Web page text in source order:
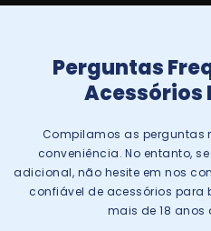
Perguntas
Acessórios
Compilamos as perguntas
conveniência. No entanto,
adicional, não hesite em nos
confiável de acessórios para
mais de 18 anos